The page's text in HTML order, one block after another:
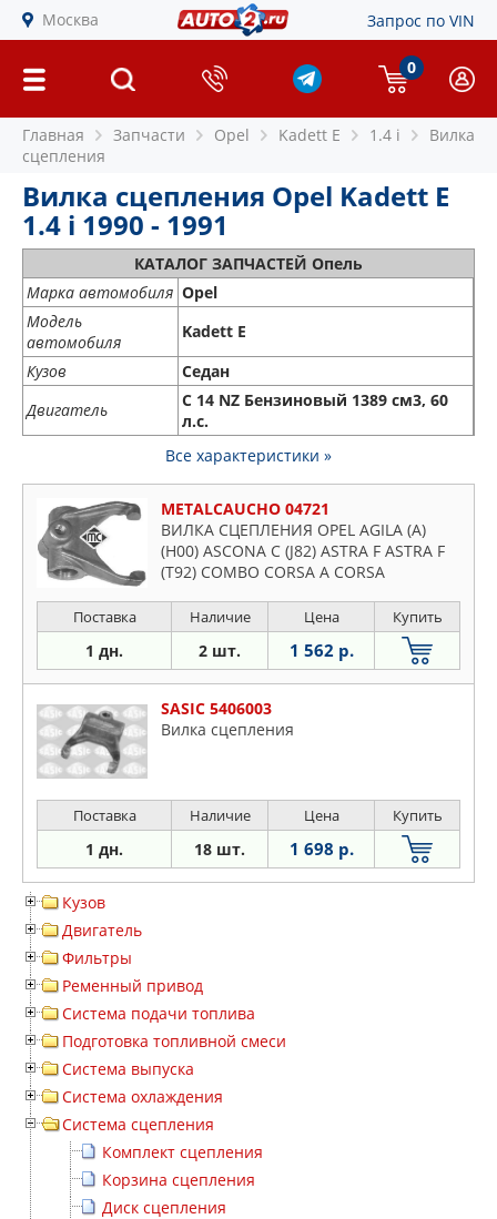
Москва Запрос по VIN
0
Главная Запчасти Opel Kadett E 1.4 i
Вилка
сцепления
Вилка сцепления Opel Kadett E
1.4 i 1990 - 1991
КАТАЛОГ ЗАПЧАСТЕЙ Опель
Марка автомобиля Opel
Модель
автомобиля
Kadett E
Кузов
Седан
Двигатель
C 14 NZ Бензиновый 1389 см3, 60
л.с.
Все характеристики »
METALCAUCHO 04721
ВИЛКА СЦЕПЛЕНИЯ OPEL AGILA (A)
(H00) ASCONA C (J82) ASTRA F ASTRA F
(T92) COMBO CORSA A CORSA
Поставка Наличие Цена Купить
1 дн. 2 шт. 1 562 р.
SASIC 5406003
Вилка сцепления
Поставка Наличие Цена Купить
1 дн. 18 шт. 1 698 р.
Кузов
Двигатель
Фильтры
Ременный привод
Система подачи топлива
Подготовка топливной смеси
Система выпуска
Система охлаждения
Система сцепления
Комплект сцепления
Корзина сцепления
Диск сцепления